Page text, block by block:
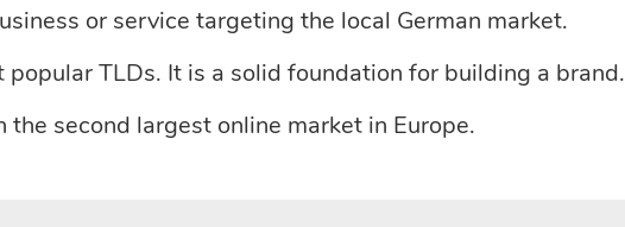
or service targeting the local German market.
popular TLDs. It is a solid foundation for building a brand.
the second largest online market in Europe.